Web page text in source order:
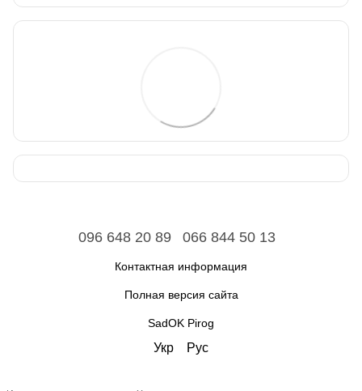
096 648 20 89 066 844 50 13
Контактная информация
Полная версия сайта
SadOK Pirog
Укр Рус